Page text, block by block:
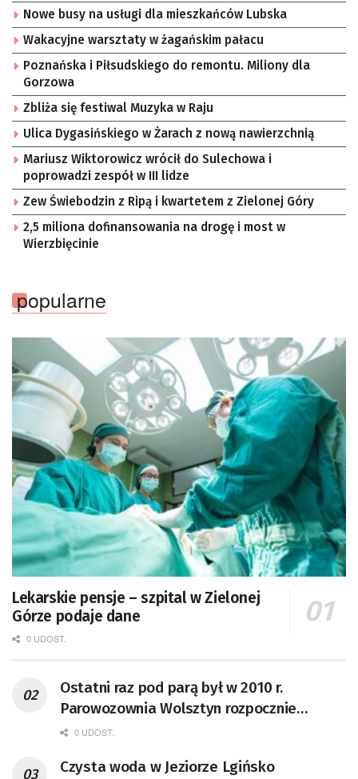
Nowe busy na usługi dla mieszkańców Lubska
Wakacyjne warsztaty w żagańskim pałacu
Poznańska i Piłsudskiego do remontu. Miliony dla
Gorzowa
Zbliża się festiwal Muzyka w Raju
Ulica Dygasińskiego w Żarach z nową nawierzchnią
Mariusz Wiktorowicz wrócił do Sulechowa i
poprowadzi zespół w III lidze
Zew Świebodzin z Ripą i kwartetem z Zielonej Góry
2,5 miliona dofinansowania na drogę i most w
Wierzbięcinie
popularne
Lekarskie pensje – szpital w Zielonej
Górze podaje dane
0 UDOST.
Ostatni raz pod parą był w 2010 r.
Parowozownia Wolsztyn rozpocznie
remont unikatowego Tr5-65
0 UDOST.
Czysta woda w Jeziorze Lgińsko